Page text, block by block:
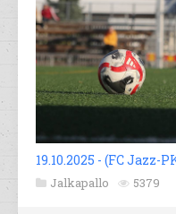
19.10.2025 - (FC Jazz-
Jalkapallo 5379